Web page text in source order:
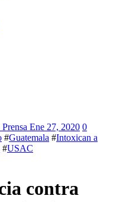
Ene 27, 2020 0
#Guatemala #Intoxican a
#USAC
contra